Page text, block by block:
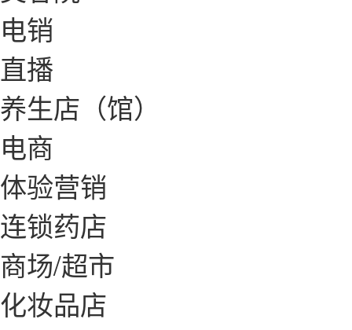
电销
直播
养生店（馆）
电商
体验营销
连锁药店
商场/超市
化妆品店